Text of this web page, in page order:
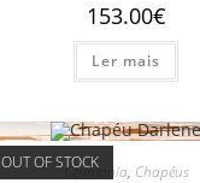
153.00€
Ler mais
OUT OF STOCKCerimónia, Chapéus